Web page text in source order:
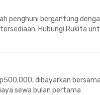
penghuni bergantung
Hubungi Rukita
dibayarkan
sewa bulan pertama